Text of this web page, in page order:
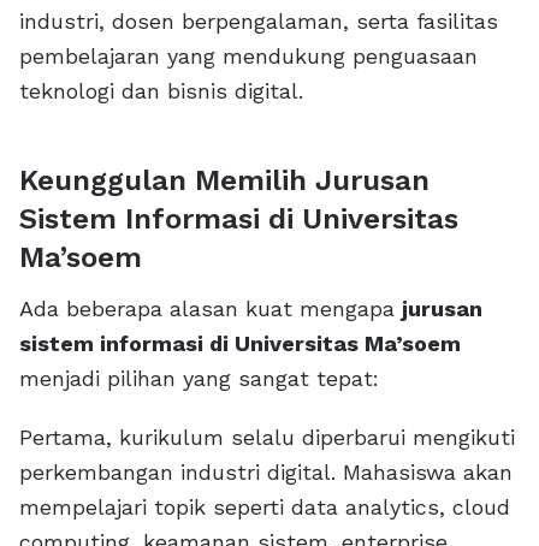
industri, dosen berpengalaman, serta fasilitas
pembelajaran yang mendukung penguasaan
teknologi dan bisnis digital.
Keunggulan Memilih Jurusan
Sistem Informasi di Universitas
Ma’soem
Ada beberapa alasan kuat mengapa jurusan
sistem informasi di Universitas Ma’soem
menjadi pilihan yang sangat tepat:
Pertama, kurikulum selalu diperbarui mengikuti
perkembangan industri digital. Mahasiswa akan
mempelajari topik seperti data analytics, cloud